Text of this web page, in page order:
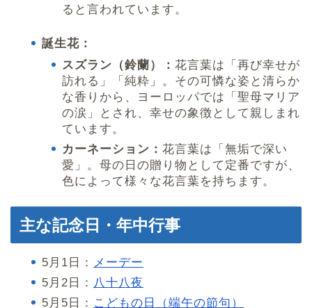
ると言われています。
誕生花：
スズラン（鈴蘭）： 花言葉は「再び幸せが
訪れる」「純粋」。その可憐な姿と清らか
な香りから、ヨーロッパでは「聖母マリア
の涙」とされ、幸せの象徴として親しまれ
ています。
カーネーション： 花言葉は「無垢で深い
愛」。母の日の贈り物として定番ですが、
色によって様々な花言葉を持ちます。
主な記念日・年中行事
5月1日： メーデー
5月2日： 八十八夜
5月5日： こどもの日（端午の節句）